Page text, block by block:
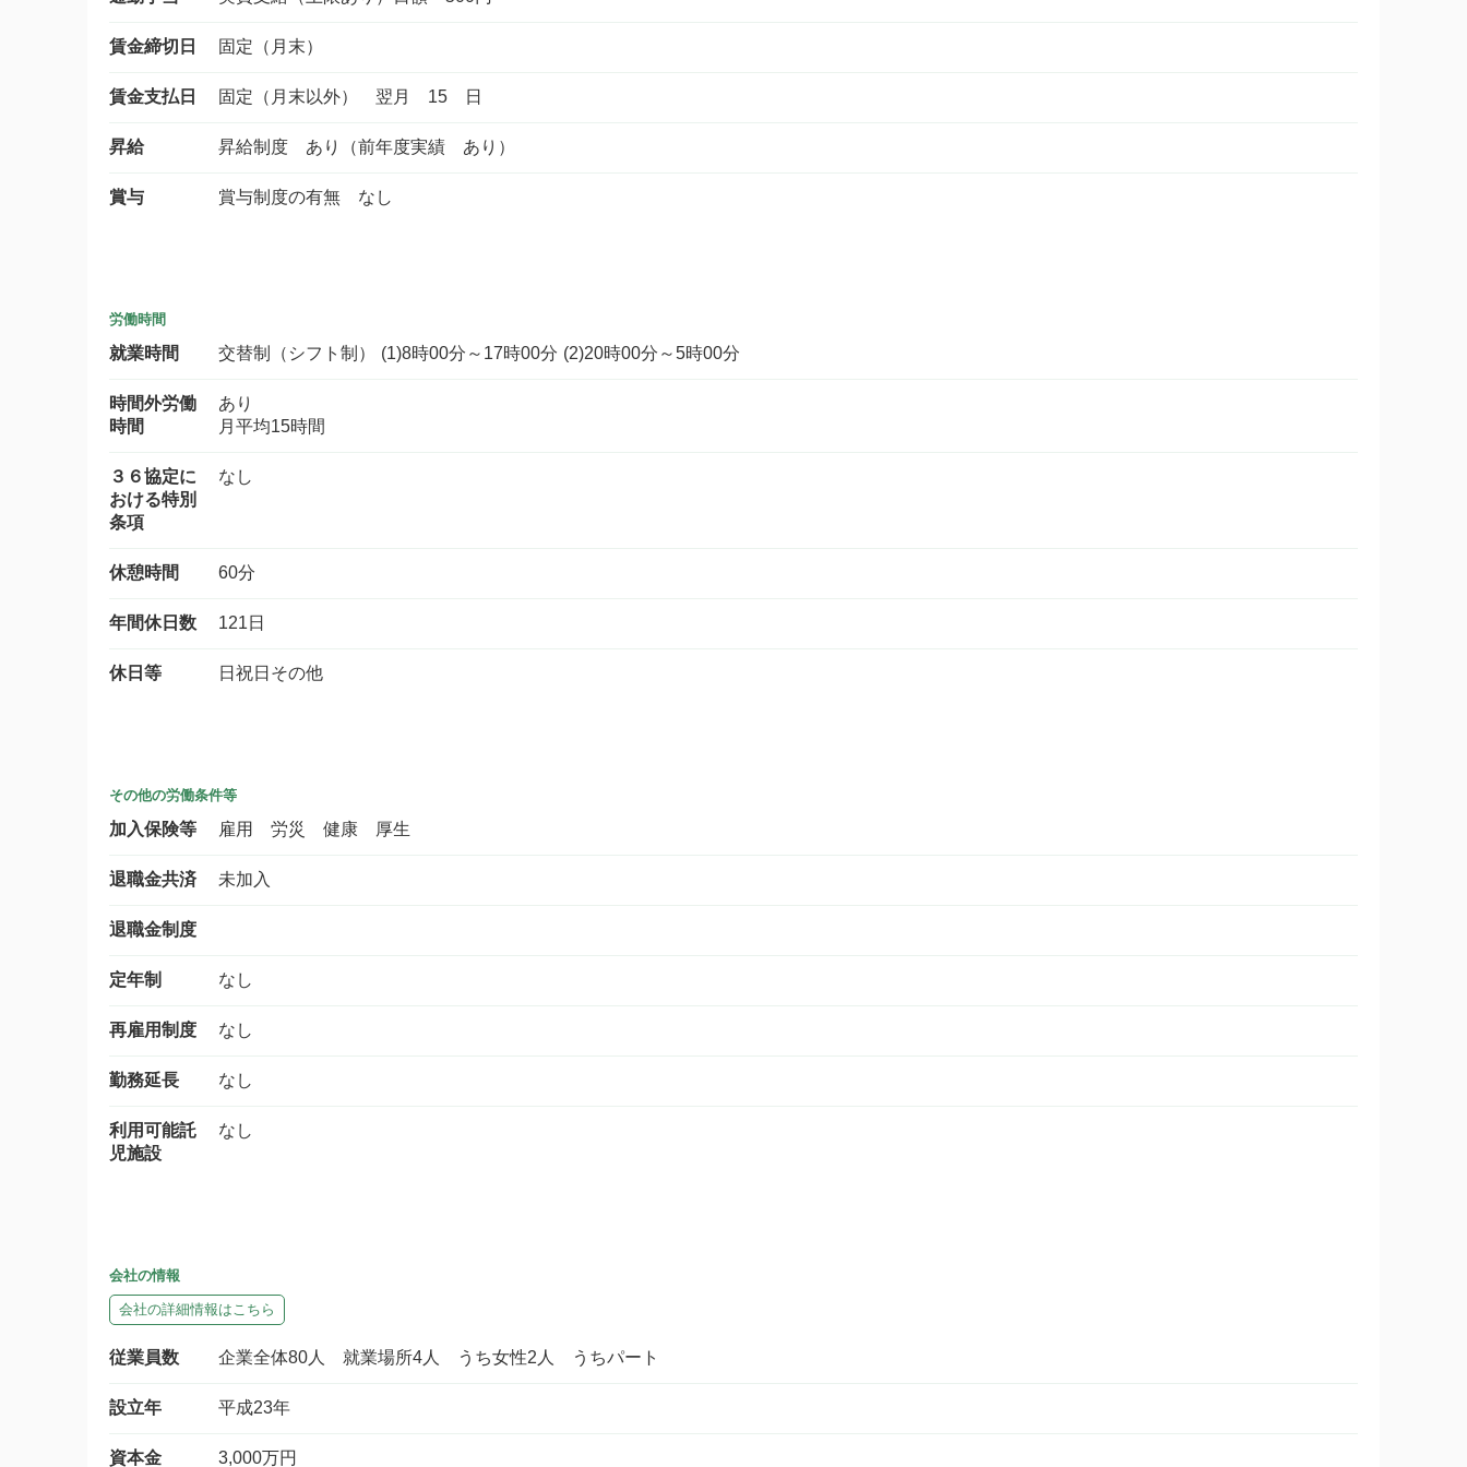
賃金締切日 固定（月末）
賃金支払日 固定（月末以外） 翌月 15 日
昇給 昇給制度 あり（前年度実績 あり）
賞与 賞与制度の有無 なし
労働時間
就業時間 交替制（シフト制） (1)8時00分～17時00分 (2)20時00分～5時00分
時間外労働
時間
あり
月平均15時間
３６協定に
おける特別
条項
なし
休憩時間 60分
年間休日数 121日
休日等 日祝日その他
その他の労働条件等
加入保険等 雇用 労災 健康 厚生
退職金共済 未加入
退職金制度
定年制 なし
再雇用制度 なし
勤務延長 なし
利用可能託
児施設
なし
会社の情報
会社の詳細情報はこちら
従業員数 企業全体80人 就業場所4人 うち女性2人 うちパート
設立年 平成23年
資本金 3,000万円